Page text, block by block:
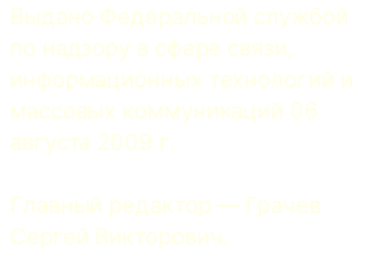
Выдано Федеральной службой
по надзору в сфере связи,
информационных технологий и
массовых коммуникаций 06
августа 2009 г.
Главный редактор — Грачев
Сергей Викторович.